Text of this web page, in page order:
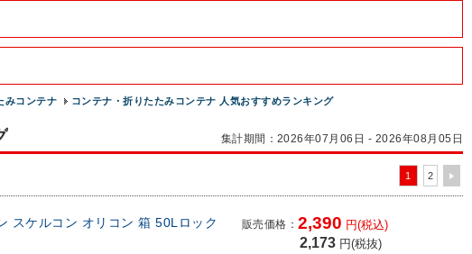
みコンテナ コンテナ・折りたたみコンテナ 人気おすすめランキング
集計期間：2026年07月06日 - 2026年08月05日
1 2
スケルコン オリコン 箱 50Lロック
販売価格：2,390 円(税込)
2,173 円(税抜)